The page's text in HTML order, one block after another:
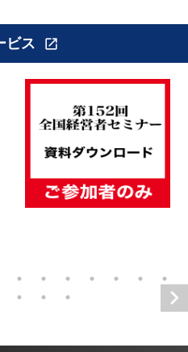
ビス open_in_new